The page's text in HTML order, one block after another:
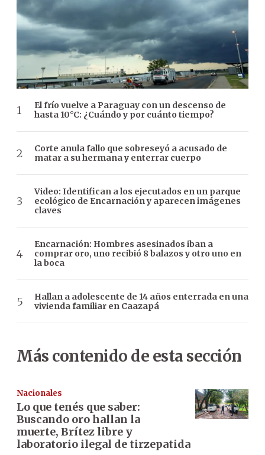
El frío vuelve a Paraguay con un descenso de
hasta 10°C: ¿Cuándo y por cuánto tiempo?
Corte anula fallo que sobreseyó a acusado de
matar a su hermana y enterrar cuerpo
Video: Identifican a los ejecutados en un parque
ecológico de Encarnación y aparecen imágenes
claves
Encarnación: Hombres asesinados iban a
comprar oro, uno recibió 8 balazos y otro uno en
la boca
Hallan a adolescente de 14 años enterrada en una
vivienda familiar en Caazapá
Más contenido de esta sección
Nacionales
Lo que tenés que saber:
Buscando oro hallan la
muerte, Brítez libre y
laboratorio ilegal de tirzepatida